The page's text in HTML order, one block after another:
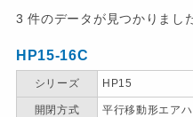
3 件のデータが見つかりまし
HP15-16C
シリーズ HP15
開閉方式 平行移動形エア